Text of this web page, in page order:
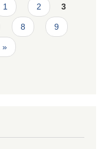
1 2 3
8 9
»